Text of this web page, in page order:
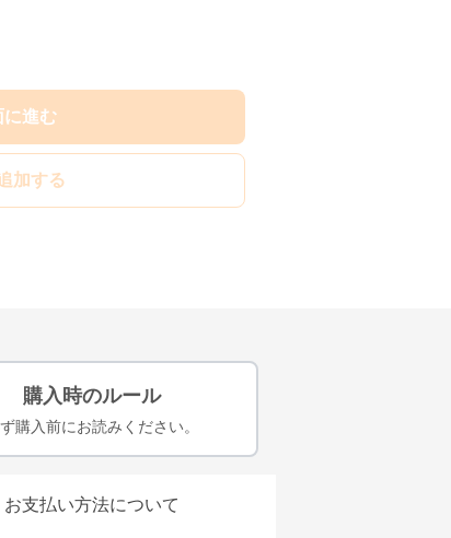
に進む
加する
購入時のルール
購入前にお読みください。
お支払い方法について